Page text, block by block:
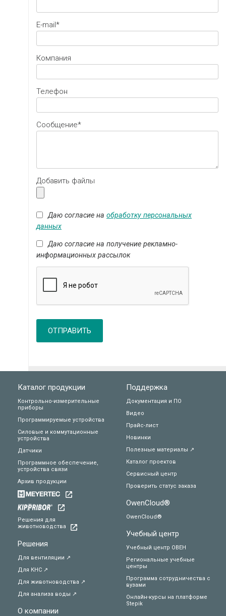
E-mail*
Компания
Телефон
Cообщение*
Добавить файлы
Даю согласие на обработку персональных
данных
Даю согласие на получение рекламно-
информационных рассылок
ОТПРАВИТЬ
Каталог продукции
Контрольно-измерительные
приборы
Программируемые устройства
Силовые и коммутационные
устройства
Датчики
Программное обеспечение,
устройства связи
Архив продукции
Решения для
животноводства
Решения
Для вентиляции ↗
Для КНС ↗
Для животноводства ↗
Для анализа воды ↗
О компании
Поддержка
Документация и ПО
Видео
Прайс-лист
Новинки
Полезные материалы ↗
Каталог проектов
Сервисный центр
Проверить статус заказа
OwenCloud®
OwenCloud®
Учебный центр
Учебный центр ОВЕН
Региональные учебные
центры
Программа сотрудничества с
вузами
Онлайн-курсы на платформе
Stepik